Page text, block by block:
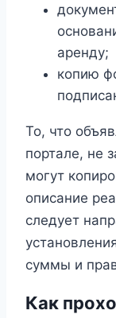
аренду;
копию
То, что
портале, не
могут
описание
следует
суммы и
Как